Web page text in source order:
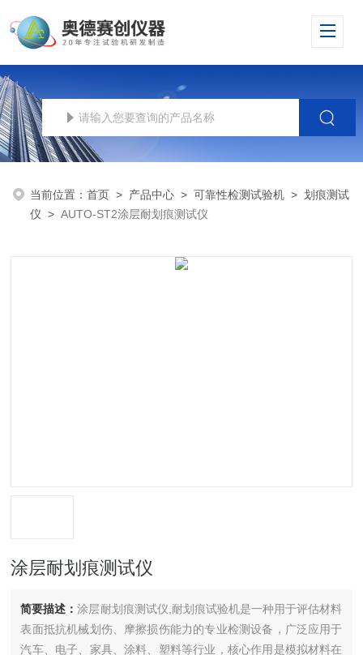
当前位置：首页 > 产品中心 >可靠性检测试验机 >划痕测试
仪 >AUTO-ST2涂层耐划痕测试仪
涂层耐划痕测试仪
简要描述：涂层耐划痕测试仪,耐划痕试验机是一种用于评估材料
表面抵抗机械划伤、摩擦损伤能力的专业检测设备，广泛应用于
汽车、电子、家具、涂料、塑料等行业，核心作用是模拟材料在